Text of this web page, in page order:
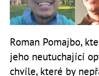
Roman Pomajbo,
jeho neutuchající
chvíle, které by